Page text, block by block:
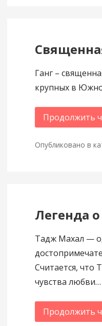
Ганг –
крупных в
Продолжить
Опубликовано в
Легенда
Тадж Махал —
Считается, что
чувства любви…
Продолжить